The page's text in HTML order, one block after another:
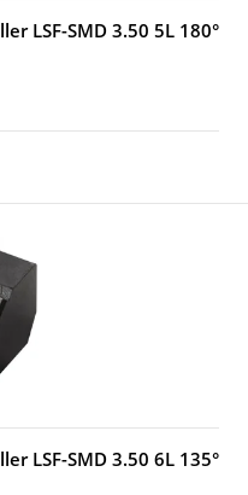
LSF-SMD 3.50 5L 180°
LSF-SMD 3.50 6L 135°